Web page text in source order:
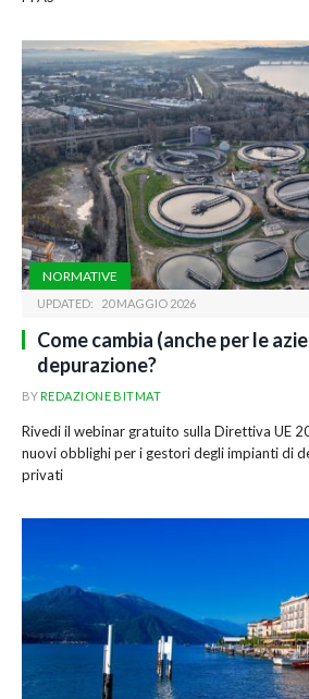
NORMATIVE
UPDATED: 20 MAGGIO 2026
Come cambia (anche per le
depurazione?
BYREDAZIONE BITMAT
Rivedi il webinar gratuito sulla Direttiva UE
nuovi obblighi per i gestori degli impianti di
privati